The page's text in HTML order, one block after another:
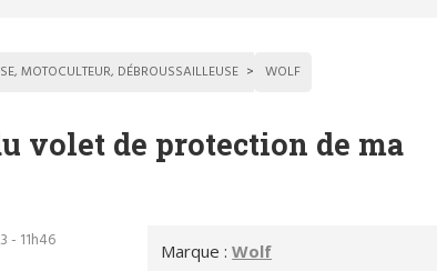
MOTOCULTEUR, DÉBROUSSAILLEUSE WOLF
volet de protection de ma
Marque :Wolf
- 11h46